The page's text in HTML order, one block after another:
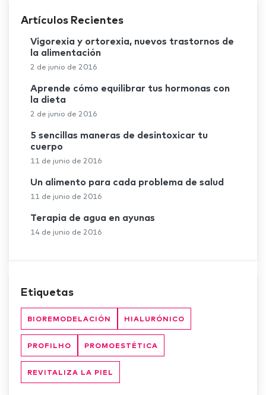
Artículos Recientes
Vigorexia y ortorexia, nuevos trastornos de
la alimentación
2 de junio de 2016
Aprende cómo equilibrar tus hormonas con
la dieta
2 de junio de 2016
5 sencillas maneras de desintoxicar tu
cuerpo
11 de junio de 2016
Un alimento para cada problema de salud
11 de junio de 2016
Terapia de agua en ayunas
14 de junio de 2016
Etiquetas
BIOREMODELACIÓN HIALURÓNICO
PROFILHO PROMOESTÉTICA
REVITALIZA LA PIEL